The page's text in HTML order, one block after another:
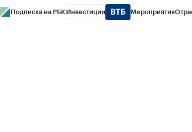
Подписка на РБК Инвестиции Мероприятия